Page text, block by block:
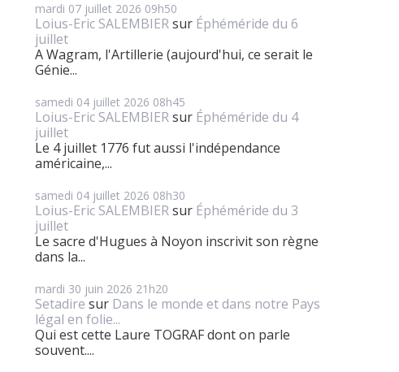
mardi 07 juillet 2026 09h50
Loius-Eric SALEMBIERsur Éphéméride du 6
juillet
A Wagram, l'Artillerie (aujourd'hui, ce serait le
Génie...
samedi 04 juillet 2026 08h45
Loius-Eric SALEMBIERsur Éphéméride du 4
juillet
Le 4 juillet 1776 fut aussi l'indépendance
américaine,...
samedi 04 juillet 2026 08h30
Loius-Eric SALEMBIERsur Éphéméride du 3
juillet
Le sacre d'Hugues à Noyon inscrivit son règne
dans la...
mardi 30 juin 2026 21h20
Setadire sur Dans le monde et dans notre Pays
légal en folie...
Qui est cette Laure TOGRAF dont on parle
souvent....